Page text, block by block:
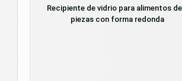
Recipiente de vidrio para alimentos
piezas con forma redonda